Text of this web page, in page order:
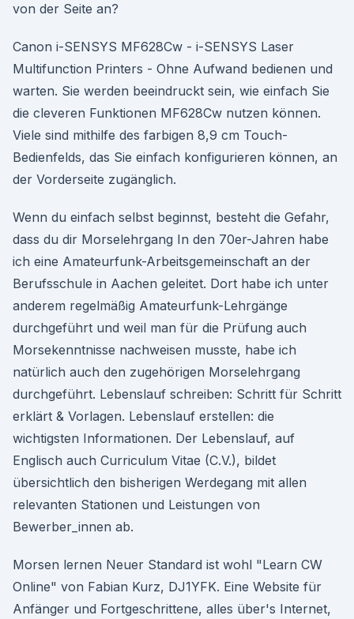
von der Seite an?
Canon i-SENSYS MF628Cw - i-SENSYS Laser
Multifunction Printers - Ohne Aufwand bedienen und
warten. Sie werden beeindruckt sein, wie einfach Sie
die cleveren Funktionen MF628Cw nutzen können.
Viele sind mithilfe des farbigen 8,9 cm Touch-
Bedienfelds, das Sie einfach konfigurieren können, an
der Vorderseite zugänglich.
Wenn du einfach selbst beginnst, besteht die Gefahr,
dass du dir Morselehrgang In den 70er-Jahren habe
ich eine Amateurfunk-Arbeitsgemeinschaft an der
Berufsschule in Aachen geleitet. Dort habe ich unter
anderem regelmäßig Amateurfunk-Lehrgänge
durchgeführt und weil man für die Prüfung auch
Morsekenntnisse nachweisen musste, habe ich
natürlich auch den zugehörigen Morselehrgang
durchgeführt. Lebenslauf schreiben: Schritt für Schritt
erklärt & Vorlagen. Lebenslauf erstellen: die
wichtigsten Informationen. Der Lebenslauf, auf
Englisch auch Curriculum Vitae (C.V.), bildet
übersichtlich den bisherigen Werdegang mit allen
relevanten Stationen und Leistungen von
Bewerber_innen ab.
Morsen lernen Neuer Standard ist wohl "Learn CW
Online" von Fabian Kurz, DJ1YFK. Eine Website für
Anfänger und Fortgeschrittene, alles über's Internet,